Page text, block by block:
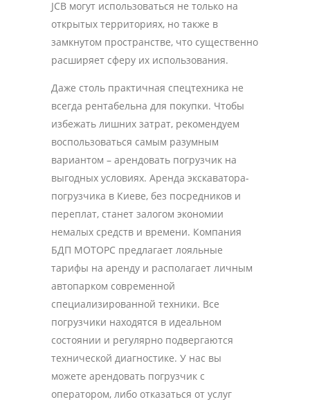
JCB могут использоваться не только на
открытых территориях, но также в
замкнутом пространстве, что существенно
расширяет сферу их использования.
Даже столь практичная спецтехника не
всегда рентабельна для покупки. Чтобы
избежать лишних затрат, рекомендуем
воспользоваться самым разумным
вариантом – арендовать погрузчик на
выгодных условиях. Аренда экскаватора-
погрузчика в Киеве, без посредников и
переплат, станет залогом экономии
немалых средств и времени. Компания
БДП МОТОРС предлагает лояльные
тарифы на аренду и располагает личным
автопарком современной
специализированной техники. Все
погрузчики находятся в идеальном
состоянии и регулярно подвергаются
технической диагностике. У нас вы
можете арендовать погрузчик с
оператором, либо отказаться от услуг